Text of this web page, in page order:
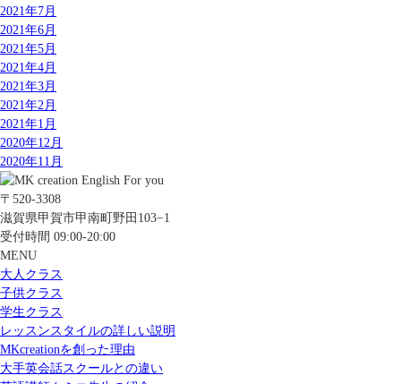
2021年7月
2021年6月
2021年5月
2021年4月
2021年3月
2021年2月
2021年1月
2020年12月
2020年11月
〒520-3308
滋賀県甲賀市甲南町野田103−1
受付時間 09:00-20:00
MENU
大人クラス
子供クラス
学生クラス
レッスンスタイルの詳しい説明
MKcreationを創った理由
大手英会話スクールとの違い